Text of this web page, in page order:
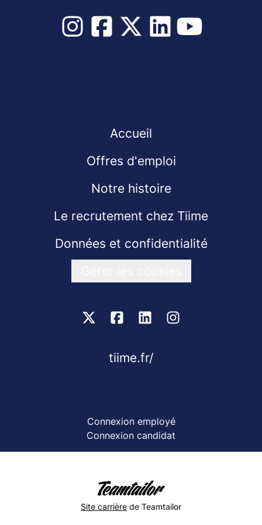
Accueil
Offres d'emploi
Notre histoire
Le recrutement chez Tiime
Données et confidentialité
tiime.fr/
Connexion employé
Connexion candidat
Site carrière de Teamtailor